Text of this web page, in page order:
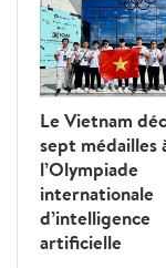
Le Vietnam
sept médailles
l’Olympiade
internationale
d’intelligence
artificielle